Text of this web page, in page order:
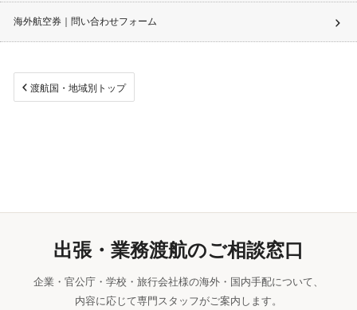
海外航空券｜問い合わせフォーム
渡航国・地域別トップ
出張・業務渡航のご相談窓口
企業・官公庁・学校・旅行会社様の海外・国内手配について、
内容に応じて専門スタッフがご案内します。